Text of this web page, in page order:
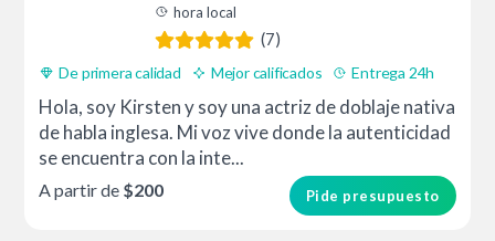
hora local
(7)
De primera calidad Mejor calificados Entrega 24h
Hola, soy Kirsten y soy una actriz de doblaje nativa
de habla inglesa. Mi voz vive donde la autenticidad
se encuentra con la inte...
Pide presupuesto
A partir de $200